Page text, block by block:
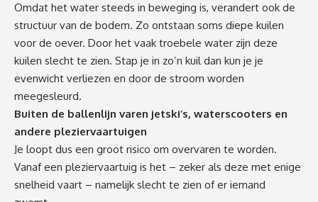
Omdat het water steeds in beweging is, verandert ook de
structuur van de bodem. Zo ontstaan soms diepe kuilen
voor de oever. Door het vaak troebele water zijn deze
kuilen slecht te zien. Stap je in zo’n kuil dan kun je je
evenwicht verliezen en door de stroom worden
meegesleurd.
Buiten de ballenlijn varen jetski’s, waterscooters en
andere pleziervaartuigen
Je loopt dus een groot risico om overvaren te worden.
Vanaf een pleziervaartuig is het – zeker als deze met enige
snelheid vaart – namelijk slecht te zien of er iemand